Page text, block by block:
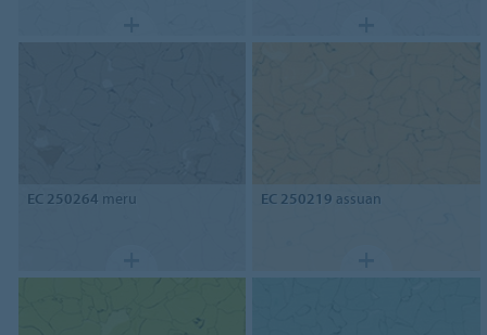
EC 250264 meru EC 250219 assuan